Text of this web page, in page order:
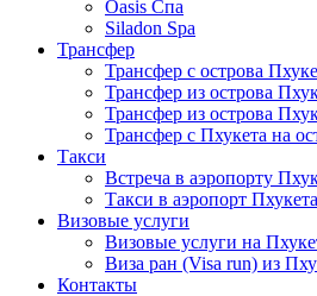
Oasis Спа
Siladon Spa
Трансфер
Трансфер с острова
Трансфер из острова
Трансфер из острова
Трансфер с Пхукета на
Такси
Встреча в аэропорту
Такси в аэропорт Пхукета
Визовые услуги
Визовые услуги на
Виза ран (Visa run) из
Контакты